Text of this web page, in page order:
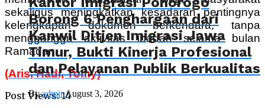
sekaligus meningkatkan kesadaran pentingnya
kelengkapan dokumen berkendara, tanpa
mengganggu aktivitas ibadah selama bulan
Ramadan.
(Aris, Hadi, Tomy)
Post Views: 14
Borong 6 Penghargaan dari
Kanwil Ditjen Imigrasi Jawa
Timur, Bukti Kinerja Profesional
dan Pelayanan Publik Berkualitas
ByadminAugust 3, 2026